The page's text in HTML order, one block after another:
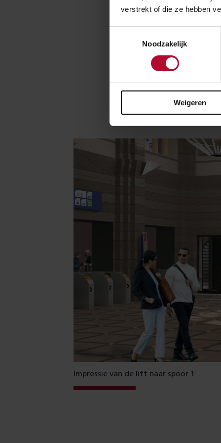
verstrekt of die ze hebben
Noodzakelijk
Weigeren
Wat
We
pas ná
stationstunnel.
vroeger De
nissen aan
Impressie van de lift naar spoor 1